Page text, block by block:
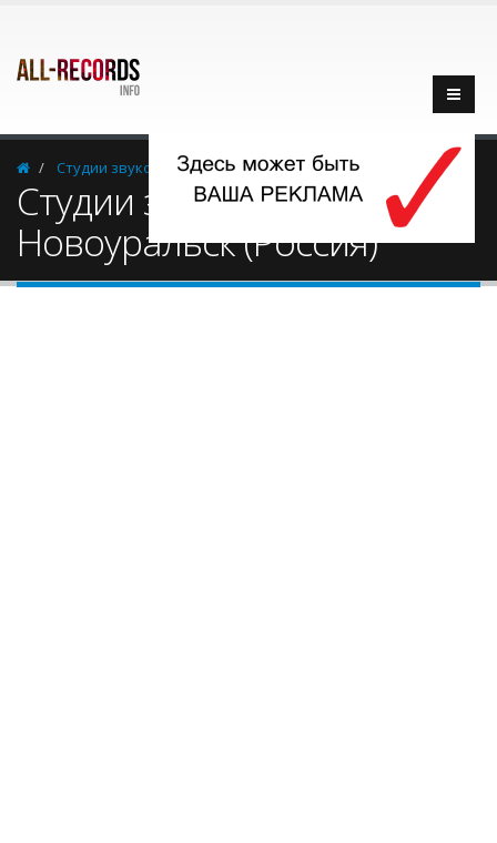
Cтудии звукозаписи Россия Новоуральск
Cтудии звукозаписи -
Новоуральск (Россия)